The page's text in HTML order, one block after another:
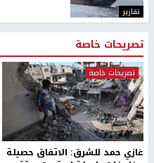
تقارير
تصريحات خاصة
تصريحات خاصة
غازي حمد للشرق: الاتفاق حصيلة